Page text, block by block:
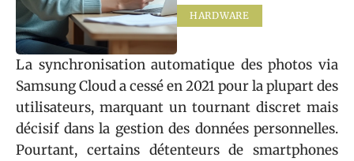
HARDWARE
La synchronisation automatique des photos via
Samsung Cloud a cessé en 2021 pour la plupart des
utilisateurs, marquant un tournant discret mais
décisif dans la gestion des données personnelles.
Pourtant, certains détenteurs de smartphones